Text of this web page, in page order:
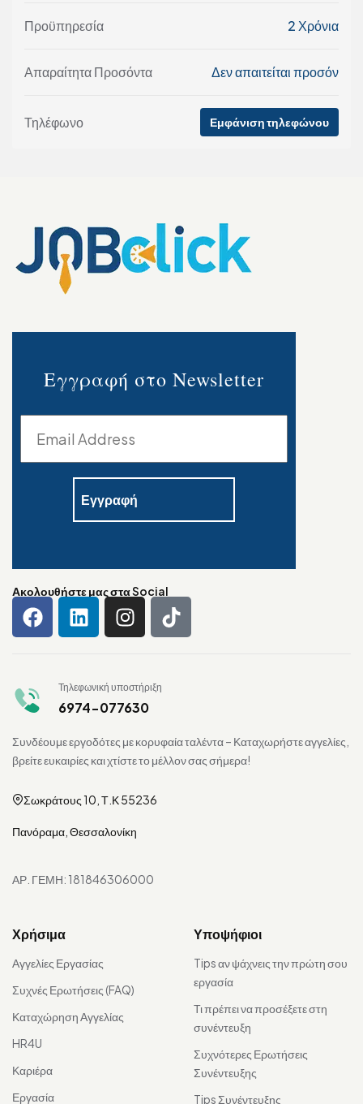
Προϋπηρεσία 2 Χρόνια
Απαραίτητα Προσόντα Δεν απαιτείται προσόν
Τηλέφωνο Εμφάνιση τηλεφώνου
Εγγραφή στο Newsletter
Ακολουθήστε μας στα Social
Τηλεφωνική υποστήριξη
6974-077630
Συνδέουμε εργοδότες με κορυφαία ταλέντα – Καταχωρήστε αγγελίες,
βρείτε ευκαιρίες και χτίστε το μέλλον σας σήμερα!
Σωκράτους 10, Τ.Κ 55236
Πανόραμα, Θεσσαλονίκη
ΑΡ. ΓΕΜΗ: 181846306000
Χρήσιμα
Αγγελίες Εργασίας
Συχνές Ερωτήσεις (FAQ)
Καταχώρηση Αγγελίας
HR4U
Καριέρα
Εργασία
Υποψήφιοι
Tips αν ψάχνεις την πρώτη σου
εργασία
Τι πρέπει να προσέξετε στη
συνέντευξη
Συχνότερες Ερωτήσεις
Συνέντευξης
Tips Συνέντευξης